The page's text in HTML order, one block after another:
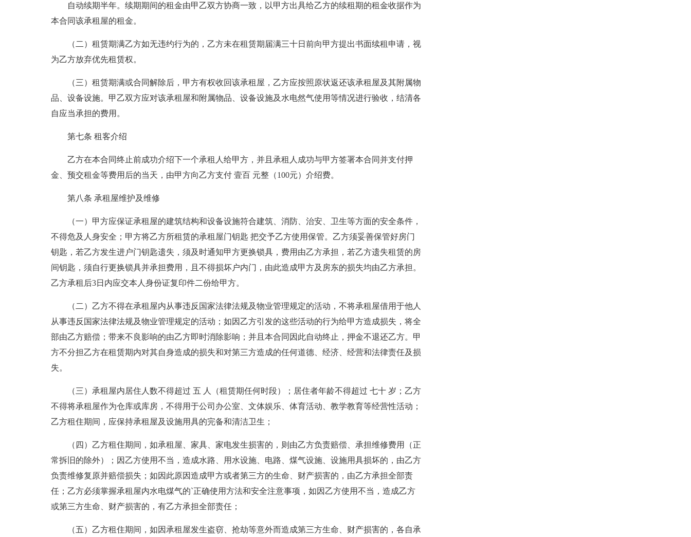
自动续期半年。续期期间的租金由甲乙双方协商一致，以甲方出具给乙方的续租期的租金收据作为
本合同该承租屋的租金。
（二）租赁期满乙方如无违约行为的，乙方未在租赁期届满三十日前向甲方提出书面续租申请，视
为乙方放弃优先租赁权。
（三）租赁期满或合同解除后，甲方有权收回该承租屋，乙方应按照原状返还该承租屋及其附属物
品、设备设施。甲乙双方应对该承租屋和附属物品、设备设施及水电然气使用等情况进行验收，结清各
自应当承担的费用。
第七条 租客介绍
乙方在本合同终止前成功介绍下一个承租人给甲方，并且承租人成功与甲方签署本合同并支付押
金、预交租金等费用后的当天，由甲方向乙方支付 壹百 元整（100元）介绍费。
第八条 承租屋维护及维修
（一）甲方应保证承租屋的建筑结构和设备设施符合建筑、消防、治安、卫生等方面的安全条件，
不得危及人身安全；甲方将乙方所租赁的承租屋门钥匙 把交予乙方使用保管。乙方须妥善保管好房门
钥匙，若乙方发生进户门钥匙遗失，须及时通知甲方更换锁具，费用由乙方承担，若乙方遗失租赁的房
间钥匙，须自行更换锁具并承担费用，且不得损坏户内门，由此造成甲方及房东的损失均由乙方承担。
乙方承租后3日内应交本人身份证复印件二份给甲方。
（二）乙方不得在承租屋内从事违反国家法律法规及物业管理规定的活动，不将承租屋借用于他人
从事违反国家法律法规及物业管理规定的活动；如因乙方引发的这些活动的行为给甲方造成损失，将全
部由乙方赔偿；带来不良影响的由乙方即时消除影响；并且本合同因此自动终止，押金不退还乙方。甲
方不分担乙方在租赁期内对其自身造成的损失和对第三方造成的任何道德、经济、经营和法律责任及损
失。
（三）承租屋内居住人数不得超过 五 人（租赁期任何时段）；居住者年龄不得超过 七十 岁；乙方
不得将承租屋作为仓库或库房，不得用于公司办公室、文体娱乐、体育活动、教学教育等经营性活动；
乙方租住期间，应保持承租屋及设施用具的完备和清洁卫生；
（四）乙方租住期间，如承租屋、家具、家电发生损害的，则由乙方负责赔偿、承担维修费用（正
常拆旧的除外）；因乙方使用不当，造成水路、用水设施、电路、煤气设施、设施用具损坏的，由乙方
负责维修复原并赔偿损失；如因此原因造成甲方或者第三方的生命、财产损害的，由乙方承担全部责
任；乙方必须掌握承租屋内水电煤气的`正确使用方法和安全注意事项，如因乙方使用不当，造成乙方
或第三方生命、财产损害的，有乙方承担全部责任；
（五）乙方租住期间，如因承租屋发生盗窃、抢劫等意外而造成第三方生命、财产损害的，各自承